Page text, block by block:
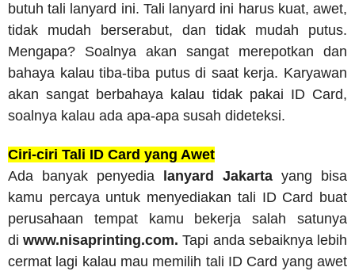
butuh tali lanyard ini. Tali lanyard ini harus kuat, awet,
tidak mudah berserabut, dan tidak mudah putus.
Mengapa? Soalnya akan sangat merepotkan dan
bahaya kalau tiba-tiba putus di saat kerja. Karyawan
akan sangat berbahaya kalau tidak pakai ID Card,
soalnya kalau ada apa-apa susah dideteksi.
Ciri-ciri Tali ID Card yang Awet
Ada banyak penyedia
lanyard Jakarta yang bisa
kamu percaya untuk menyediakan tali ID Card buat
perusahaan tempat kamu bekerja salah satunya
di www.nisaprinting.com. Tapi anda sebaiknya lebih
cermat lagi kalau mau memilih tali ID Card yang awet